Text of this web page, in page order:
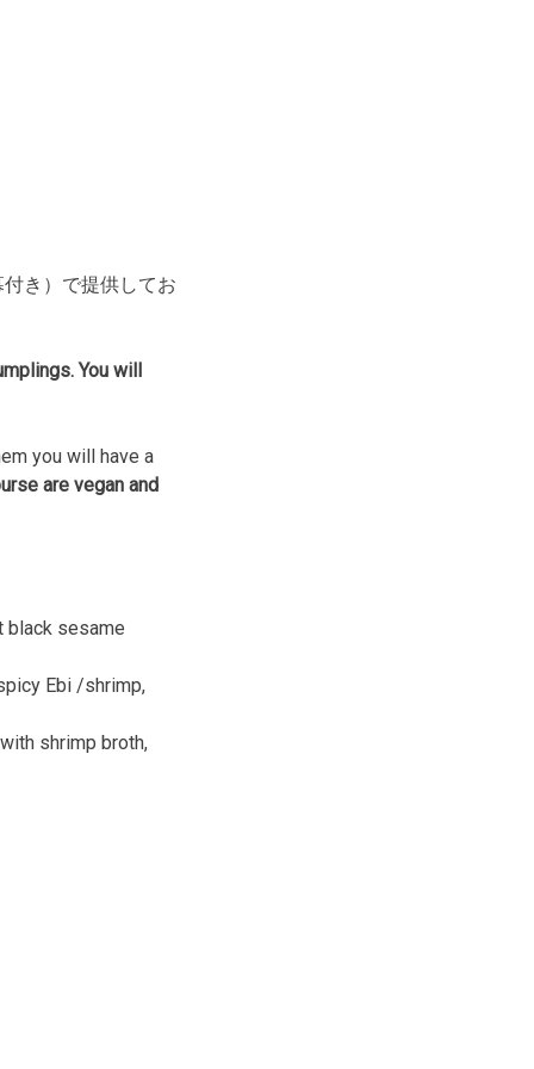
き）で提供してお
You will
you will have a
are vegan and
black sesame
Ebi /shrimp,
shrimp broth,